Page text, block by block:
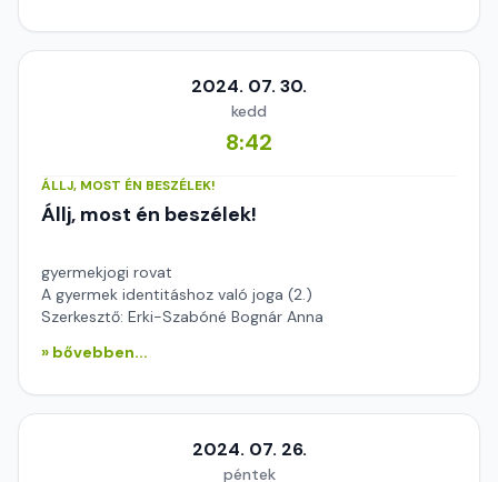
2024. 07. 30.
kedd
8:42
ÁLLJ, MOST ÉN BESZÉLEK!
Állj, most én beszélek!
gyermekjogi rovat
A gyermek identitáshoz való joga (2.)
Szerkesztő: Erki-Szabóné Bognár Anna
» bővebben...
2024. 07. 26.
péntek